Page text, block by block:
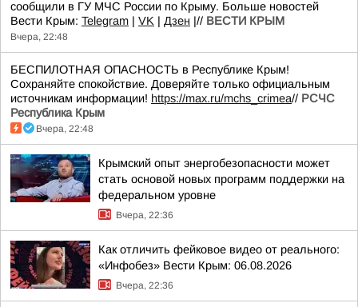
сообщили в ГУ МЧС России по Крыму. Больше новостей
Вести Крым: Telegram | VK | Дзен |// ВЕСТИ КРЫМ
Вчера, 22:48
БЕСПИЛОТНАЯ ОПАСНОСТЬ в Республике Крым!
Сохраняйте спокойствие. Доверяйте только официальным
источникам информации! https://max.ru/mchs_crimea// РСЧС
Республика Крым
Вчера, 22:48
Крымский опыт энергобезопасности может
стать основой новых программ поддержки на
федеральном уровне
Вчера, 22:36
Как отличить фейковое видео от реального:
«Инфобез» Вести Крым: 06.08.2026
Вчера, 22:36